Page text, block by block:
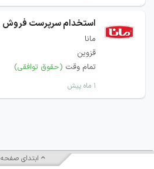
استخدام سرپرست فروش
مانا
قزوین
تمام وقت (حقوق توافقی)
۱ ماه پیش
ابتدای صفحه